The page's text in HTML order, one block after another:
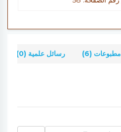
مطبوعات (6) رسائل علمية (0)